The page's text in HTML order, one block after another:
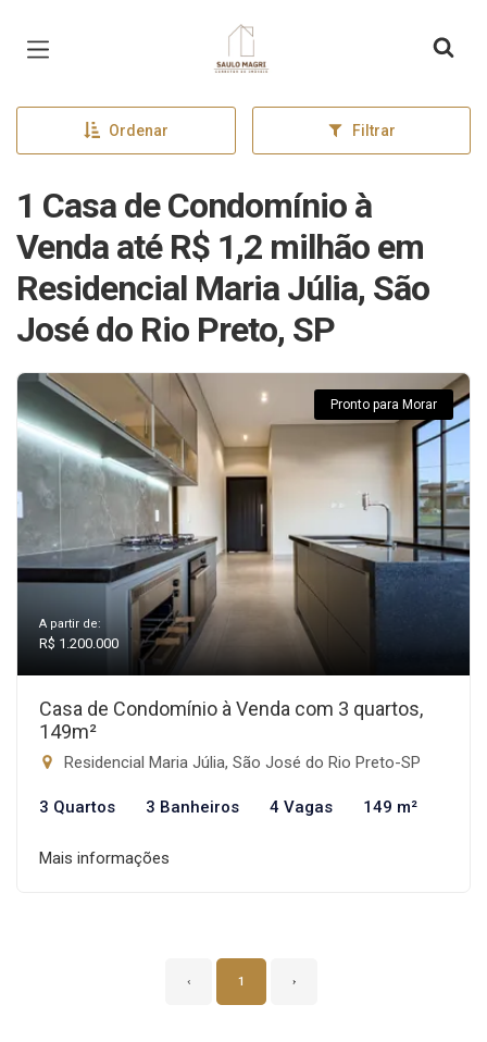
Página inicial
Ordenar Filtrar
1 Casa de Condomínio à
Venda até R$ 1,2 milhão em
Residencial Maria Júlia, São
José do Rio Preto, SP
Pronto para Morar
A partir de:
R$ 1.200.000
Casa de Condomínio à Venda com 3 quartos,
149m²
Residencial Maria Júlia, São José do Rio Preto-SP
3 Quartos 3 Banheiros 4 Vagas 149 m²
Mais informações
‹ 1 ›